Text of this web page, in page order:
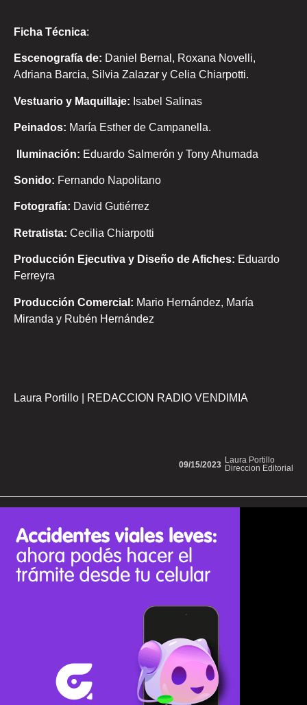
Ficha Técnica:
Escenografía de: Daniel Bernal, Roxana Novelli,
Adriana Barcia, Silvia Zalazar y Celia Chiarpotti.
Vestuario y Maquillaje: Isabel Salinas
Peinados: María Esther de Campanella.
Iluminación: Eduardo Salmerón y Tony Ahumada
Sonido: Fernando Napolitano
Fotografía: David Gutiérrez
Retratista: Cecilia Chiarpotti
Producción Ejecutiva y Diseño de Afiches: Eduardo
Ferreyra
Producción Comercial: Mario Hernández, María
Miranda y Rubén Hernández
Laura Portillo | REDACCION RADIO VENDIMIA
Laura Portillo
Direccion Editorial
09/15/2023